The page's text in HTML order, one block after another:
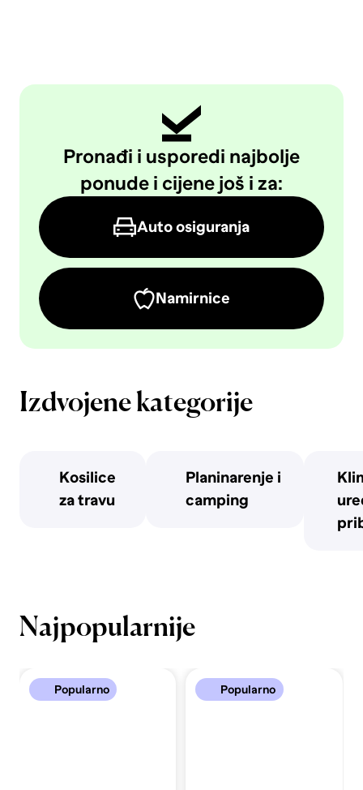
Pronađi i usporedi najbolje
ponude i cijene još i za:
Auto osiguranja
Namirnice
Izdvojene kategorije
Kosilice
za travu
Planinarenje i
camping
Najpopularnije
Popularno Popularno